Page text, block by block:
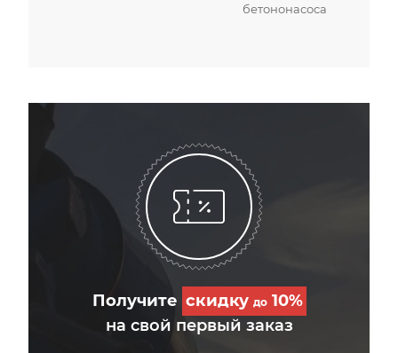
бетононасоса
Получите скидку до10%
на свой первый заказ